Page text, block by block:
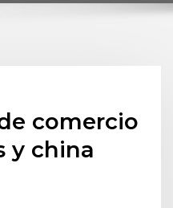
comercio
y china